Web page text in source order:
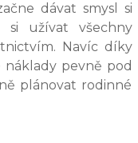
dávat smysl si
si užívat všechny
Navíc díky
pevně pod
plánovat rodinné